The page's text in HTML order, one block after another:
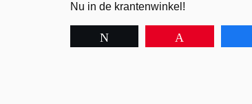
Nu in de krantenwinkel!